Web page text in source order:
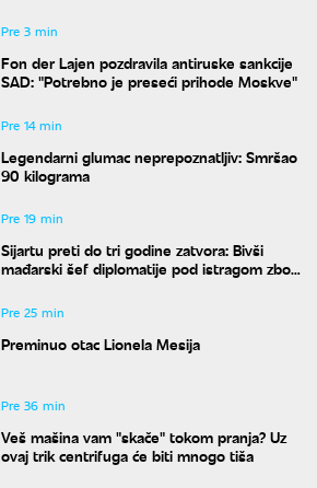
Pre 3 min
Fon der Lajen pozdravila antiruske sankcije
SAD: "Potrebno je preseći prihode Moskve"
Pre 14 min
Legendarni glumac neprepoznatljiv: Smršao
90 kilograma
Pre 19 min
Sijartu preti do tri godine zatvora: Bivši
mađarski šef diplomatije pod istragom zbog
Pre 25 min
Preminuo otac Lionela Mesija
Pre 36 min
Veš mašina vam "skače" tokom pranja? Uz
ovaj trik centrifuga će biti mnogo tiša